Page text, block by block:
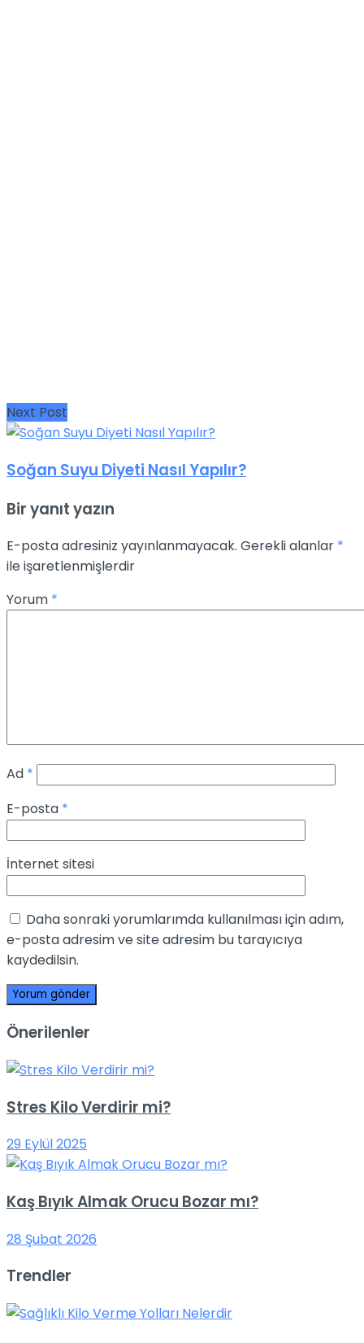
Next Post
Soğan Suyu Diyeti Nasıl Yapılır?
Bir yanıt yazın
E-posta adresiniz yayınlanmayacak. Gerekli alanlar *
ile işaretlenmişlerdir
Yorum *
Ad *
E-posta *
İnternet sitesi
Daha sonraki yorumlarımda kullanılması için adım,
e-posta adresim ve site adresim bu tarayıcıya
kaydedilsin.
Önerilenler
Stres Kilo Verdirir mi?
29 Eylül 2025
Kaş Bıyık Almak Orucu Bozar mı?
28 Şubat 2026
Trendler